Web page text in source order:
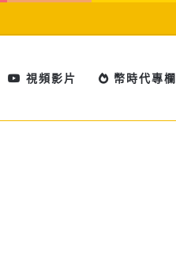
視頻影片 幣時代專欄